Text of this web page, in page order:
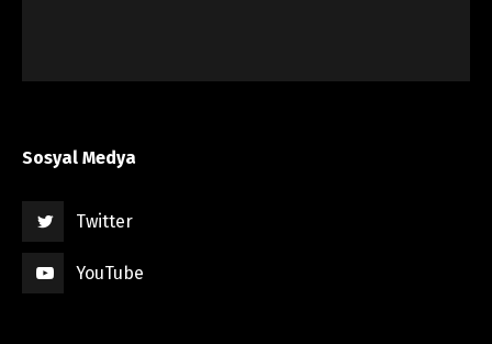
Sosyal Medya
Twitter
YouTube